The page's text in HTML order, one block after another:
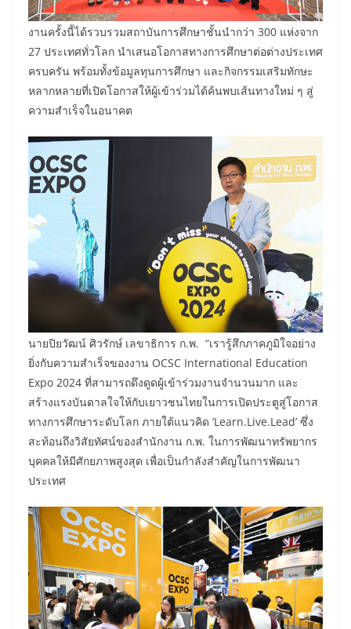
งานครั้งนี้ได้รวบรวมสถาบันการศึกษาชั้นนำกว่า 300 แห่งจาก
27 ประเทศทั่วโลก นำเสนอโอกาสทางการศึกษาต่อต่างประเทศ
ครบครัน พร้อมทั้งข้อมูลทุนการศึกษา และกิจกรรมเสริมทักษะ
หลากหลายที่เปิดโอกาสให้ผู้เข้าร่วมได้ค้นพบเส้นทางใหม่ ๆ สู่
ความสำเร็จในอนาคต
นายปิยวัฒน์ ศิวรักษ์ เลขาธิการ ก.พ. “เรารู้สึกภาคภูมิใจอย่าง
ยิ่งกับความสำเร็จของงาน OCSC International Education
Expo 2024 ที่สามารถดึงดูดผู้เข้าร่วมงานจำนวนมาก และ
สร้างแรงบันดาลใจให้กับเยาวชนไทยในการเปิดประตูสู่โอกาส
ทางการศึกษาระดับโลก ภายใต้แนวคิด ‘Learn.Live.Lead’ ซึ่ง
สะท้อนถึงวิสัยทัศน์ของสำนักงาน ก.พ. ในการพัฒนาทรัพยากร
บุคคลให้มีศักยภาพสูงสุด เพื่อเป็นกำลังสำคัญในการพัฒนา
ประเทศ